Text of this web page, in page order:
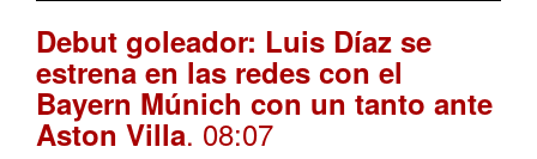
Debut goleador: Luis Díaz se
estrena en las redes con el
Bayern Múnich con un tanto ante
Aston Villa. 08:07